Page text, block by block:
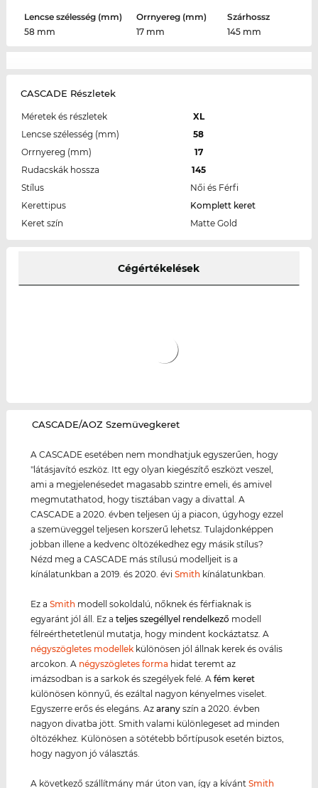
Lencse szélesség (mm)
58 mm
Orrnyereg (mm)
17 mm
Szárhossz
145 mm
CASCADE Részletek
Méretek és részletek
XL
Lencse szélesség (mm)
58
Orrnyereg (mm)
17
Rudacskák hossza
145
Stílus
Női és Férfi
Kerettipus
Komplett keret
Keret szín
Matte Gold
Cégértékelések
‌CASCADE/AOZ Szemüvegkeret
A CASCADE esetében nem mondhatjuk egyszerűen, hogy
"látásjavító eszköz. Itt egy olyan kiegészítő eszközt veszel,
ami a megjelenésedet magasabb szintre emeli, és amivel
megmutathatod, hogy tisztában vagy a divattal. A
CASCADE a 2020. évben teljesen új a piacon, úgyhogy ezzel
a szemüveggel teljesen korszerű lehetsz. Tulajdonképpen
jobban illene a kedvenc öltözékedhez egy másik stílus?
Nézd meg a CASCADE más stílusú modelljeit is a
kínálatunkban a 2019. és 2020. éviSmith kínálatunkban.
Ez aSmith modell sokoldalú, nőknek és férfiaknak is
egyaránt jól áll. Ez ateljes szegéllyel rendelkező modell
félreérthetetlenül mutatja, hogy mindent kockáztatsz. A
négyszögletes modellek különösen jól állnak kerek és ovális
arcokon. A négyszögletes forma hidat teremt az
imázsodban is a sarkok és szegélyek felé. Afém keret
különösen könnyű, és ezáltal nagyon kényelmes viselet.
Egyszerre erős és elegáns. Azarany szín a 2020. évben
nagyon divatba jött. Smith valami különlegeset ad minden
öltözékhez. Különösen a sötétebb bőrtípusok esetén biztos,
hogy nagyon jó választás.
A következő szállítmány már úton van, így a kívántSmith